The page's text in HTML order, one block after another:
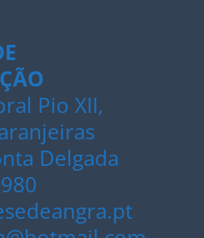
Pio XII,
Delgada